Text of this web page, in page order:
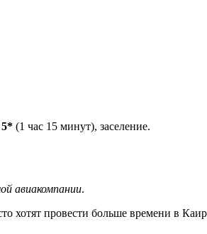
5* (1 час 15 минут), заселение.
авиакомпании.
хотят провести больше времени в